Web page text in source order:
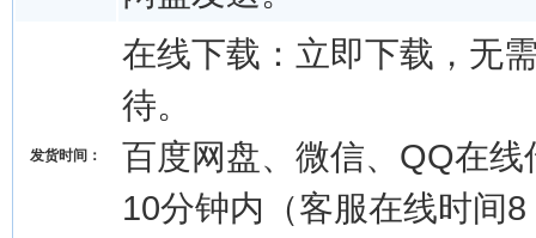
发货时间：
在线下载：立即下载，无
待。
百度网盘、微信、QQ在线
10分钟内（客服在线时间8